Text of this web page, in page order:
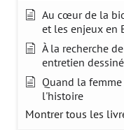
Au cœur de la
et les enjeux en
À la recherche
entretien
Quand la
l'histoire
Montrer tous les